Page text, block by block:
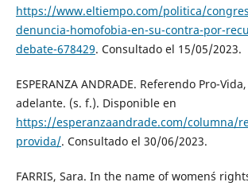
https://www.eltiempo.com/politica/
denuncia-homofobia-en-su-contra-por-
debate-678429. Consultado el 15/05/2023.
ESPERANZA ANDRADE. Referendo Pro-
adelante. (s. f.). Disponible en
https://esperanzaandrade.com/columna/
provida/. Consultado el 30/06/2023.
FARRIS, Sara. In the name of women´s